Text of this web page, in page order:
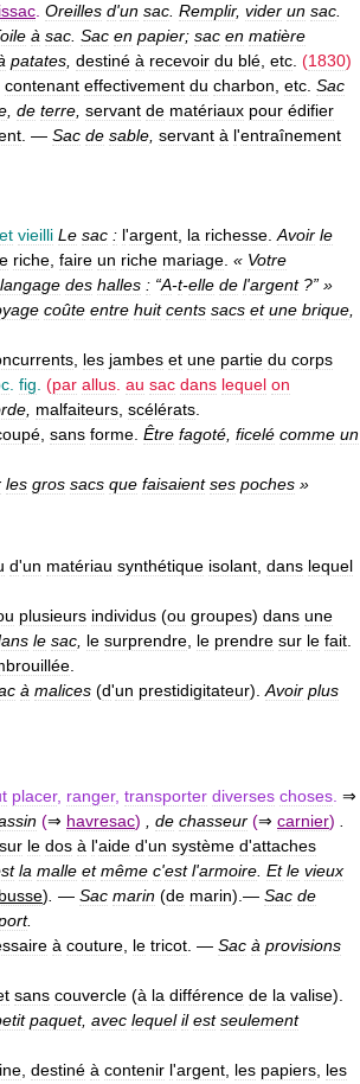
Oreilles d'un sac Remplir, vider un sac
à sac Sac en papier; sac en matière
patates destiné à recevoir du blé etc (1830)
contenant effectivement du charbon etc Sac
de terre servant de matériaux pour édifier
. — Sac de sable servant à l'entraînement
et vieilli Le sac : l'argent la richesse Avoir le
riche faire un riche mariage « Votre
langage des halles : “A-t-elle de l'argent?” »
coûte entre huit cents sacs et une brique
les jambes et une partie du corps
fig (par allus au sac dans lequel on
malfaiteurs scélérats
sans forme Être fagoté ficelé comme un
les gros sacs que faisaient ses poches »
d'un matériau synthétique isolant dans lequel
plusieurs individus (ou groupes) dans une
le sac le surprendre le prendre sur le fait
à malices (d'un prestidigitateur). Avoir plus
placer, ranger, transporter diverses choses. ⇒
(⇒ havresac) , de chasseur (⇒ carnier) .
sur le dos à l'aide d'un système d'attaches
la malle et même c'est l'armoire. Et le vieux
). — Sac marin (de marin).— Sac de
.
à couture, le tricot. — Sac à provisions
sans couvercle (à la différence de la valise).
paquet, avec lequel il est seulement
, destiné à contenir l'argent, les papiers, les